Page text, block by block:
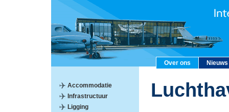
Over ons Nieuws
Accommodatie
Infrastructuur
Ligging